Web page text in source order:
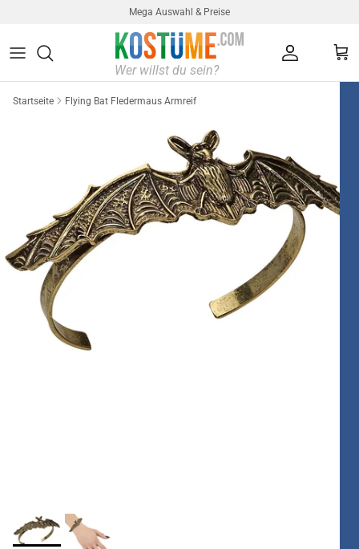
Mega Auswahl & Preise
Startseite Flying Bat Fledermaus Armreif